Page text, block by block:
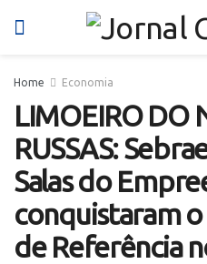
Home Economia
LIMOEIRO DO
RUSSAS:
Salas do
conquistaram
de Referência